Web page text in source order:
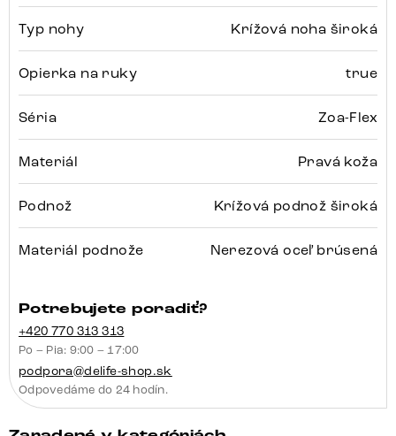
Typ nohy Krížová noha široká
Opierka na ruky true
Séria Zoa-Flex
Materiál Pravá koža
Podnož Krížová podnož široká
Materiál podnože Nerezová oceľ brúsená
Potrebujete poradiť?
+420 770 313 313
Po – Pia: 9:00 – 17:00
podpora@delife-shop.sk
Odpovedáme do 24 hodín.